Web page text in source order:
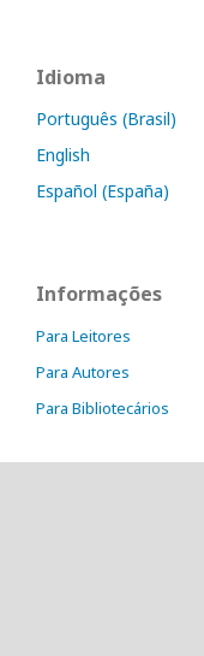
Idioma
Português (Brasil)
English
Español (España)
Informações
Para Leitores
Para Autores
Para Bibliotecários